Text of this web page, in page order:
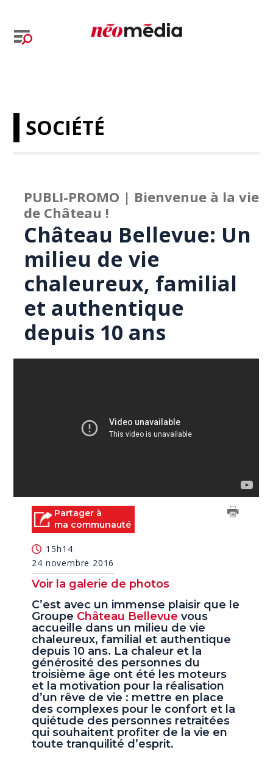
SOCIÉTÉ
PUBLI-PROMO | Bienvenue à la vie
de Château !
Château Bellevue: Un
milieu de vie
chaleureux, familial
et authentique
depuis 10 ans
Partager à
ma communauté
15h14
24 novembre 2016
Voir la galerie de photos
C’est avec un immense plaisir que le
Groupe Château Bellevue vous
accueille dans un milieu de vie
chaleureux, familial et authentique
depuis 10 ans. La chaleur et la
générosité des personnes du
troisième âge ont été les moteurs
et la motivation pour la réalisation
d’un rêve de vie : mettre en place
des complexes pour le confort et la
quiétude des personnes retraitées
qui souhaitent profiter de la vie en
toute tranquilité d’esprit.